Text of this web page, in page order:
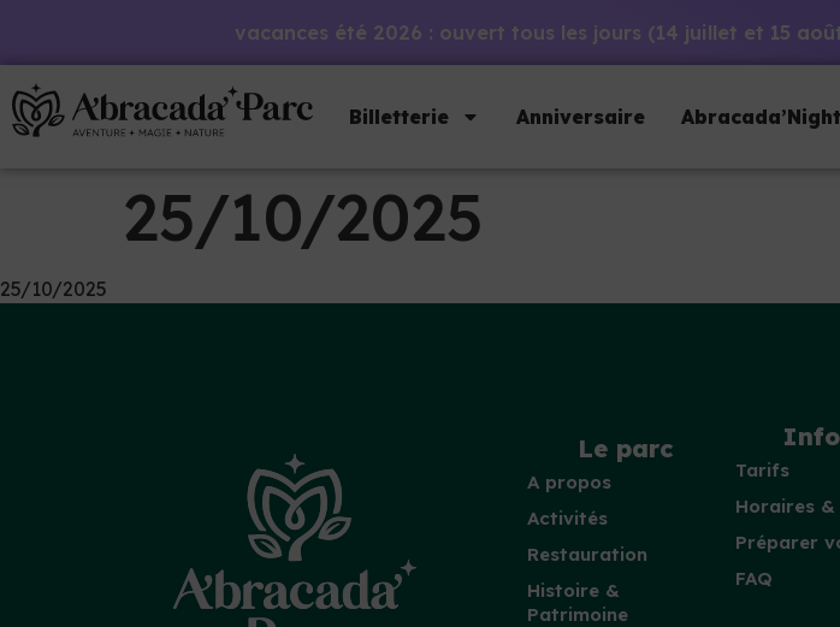
vacances été 2026 : ouvert tous les jours (14 juillet et 15
Billetterie Anniversaire Abracada’Night
25/10/2025
25/10/2025
Le parc
A propos
Activités
Restauration
Histoire &
Patrimoine
Tarifs
Horaires
Préparer
FAQ